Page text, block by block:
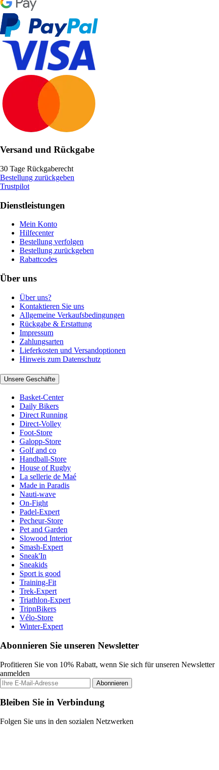
Versand und Rückgabe
30 Tage Rückgaberecht
Bestellung zurückgeben
Trustpilot
Dienstleistungen
Mein Konto
Hilfecenter
Bestellung verfolgen
Bestellung zurückgeben
Rabattcodes
Über uns
Über uns?
Kontaktieren Sie uns
Allgemeine Verkaufsbedingungen
Rückgabe & Erstattung
Impressum
Zahlungsarten
Lieferkosten und Versandoptionen
Hinweis zum Datenschutz
Unsere Geschäfte
Basket-Center
Daily Bikers
Direct Running
Direct-Volley
Foot-Store
Galopp-Store
Golf and co
Handball-Store
House of Rugby
La sellerie de Maé
Made in Paradis
Nauti-wave
On-Fight
Padel-Expert
Pecheur-Store
Pet and Garden
Slowood Interior
Smash-Expert
Sneak'In
Sneakids
Sport is good
Training-Fit
Trek-Expert
Triathlon-Expert
TripnBikers
Vélo-Store
Winter-Expert
Abonnieren Sie unseren Newsletter
Profitieren Sie von 10% Rabatt, wenn Sie sich für unseren Newsletter
anmelden
Abonnieren
Bleiben Sie in Verbindung
Folgen Sie uns in den sozialen Netzwerken